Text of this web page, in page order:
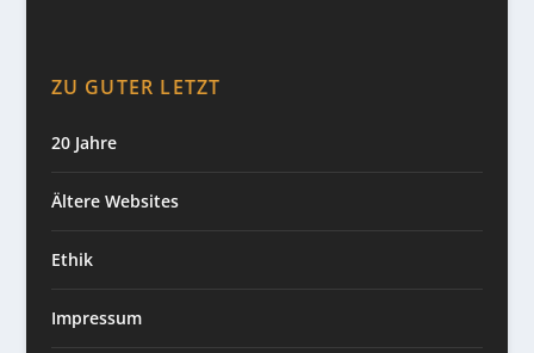
ZU GUTER LETZT
20 Jahre
Ältere Websites
Ethik
Impressum